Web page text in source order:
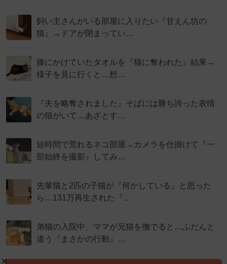
飼い主さんがいる部屋に入りたい『甘えん坊の
猫』→ドアが閉まってい…
膝にかけていたタオルを『猫に奪われた』結果→
様子を見に行くと…想…
『夫を略奪されました』そばには勝ち誇った表情
の猫がいて…あざとす…
短時間で荒れるネコ部屋→カメラを仕掛けて『一
部始終を撮影』してみ…
先輩猫と2匹の子猫が『何かしている』と思った
ら…131万再生された『…
弟猫の入院中、ママが兄猫を撫でると…ふだんと
違う『まさかの行動』…